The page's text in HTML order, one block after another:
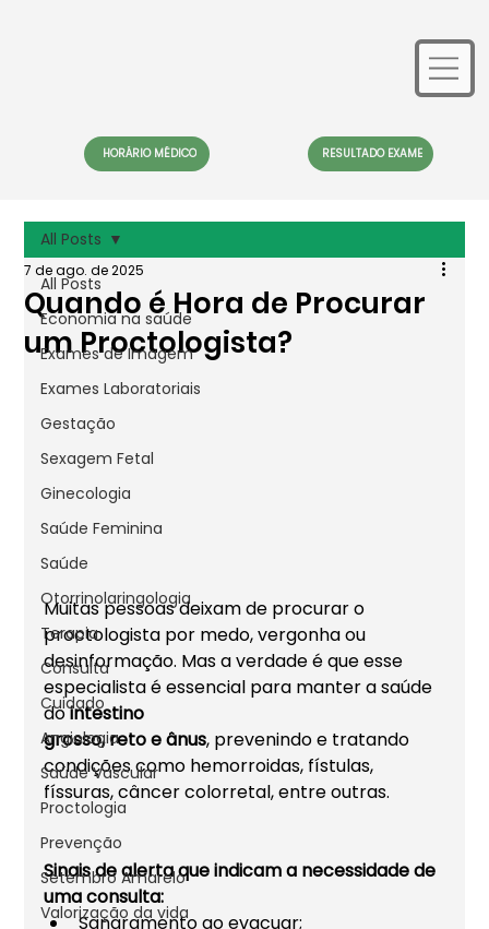
HORÁRIO MÉDICO RESULTADO EXAME
All Posts
Economia na saúde
Exames de Imagem
Exames Laboratoriais
Gestação
Sexagem Fetal
Ginecologia
Saúde Feminina
Saúde
Otorrinolaringologia
Terapia
Consulta
Cuidado
Angiologia
Saúde Vascular
Proctologia
Prevenção
Setembro Amarelo
Valorização da vida
All Posts
Quando é Hora de Procurar
um Proctologista?
7 de ago. de 2025
Muitas pessoas deixam de procurar o
proctologista por medo, vergonha ou
desinformação. Mas a verdade é que esse
especialista é essencial para manter a saúde
do intestino
grosso, reto e ânus, prevenindo e tratando
condições como hemorroidas, fístulas,
físsuras, câncer colorretal, entre outras.
Sinais de alerta que indicam a necessidade de
uma consulta:
Sangramento ao evacuar;